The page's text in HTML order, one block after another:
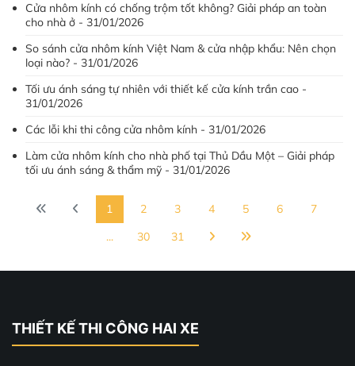
Cửa nhôm kính có chống trộm tốt không? Giải pháp an toàn
cho nhà ở - 31/01/2026
So sánh cửa nhôm kính Việt Nam & cửa nhập khẩu: Nên chọn
loại nào? - 31/01/2026
Tối ưu ánh sáng tự nhiên với thiết kế cửa kính trần cao -
31/01/2026
Các lỗi khi thi công cửa nhôm kính - 31/01/2026
Làm cửa nhôm kính cho nhà phố tại Thủ Dầu Một – Giải pháp
tối ưu ánh sáng & thẩm mỹ - 31/01/2026
1 2 3 4 5 6
7
...
30 31
THIẾT KẾ THI CÔNG HAI XE